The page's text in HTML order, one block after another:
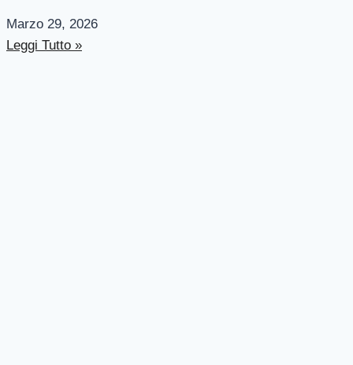
Marzo 29, 2026
Leggi Tutto »